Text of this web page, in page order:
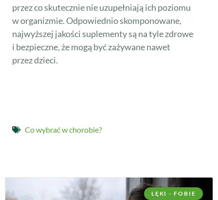
przez co skutecznie nie uzupełniają ich poziomu
w organizmie. Odpowiednio skomponowane,
najwyższej jakości suplementy są na tyle zdrowe
i bezpieczne, że mogą być zażywane nawet
przez dzieci.
Co wybrać w chorobie?
LĘKI - FOBIE